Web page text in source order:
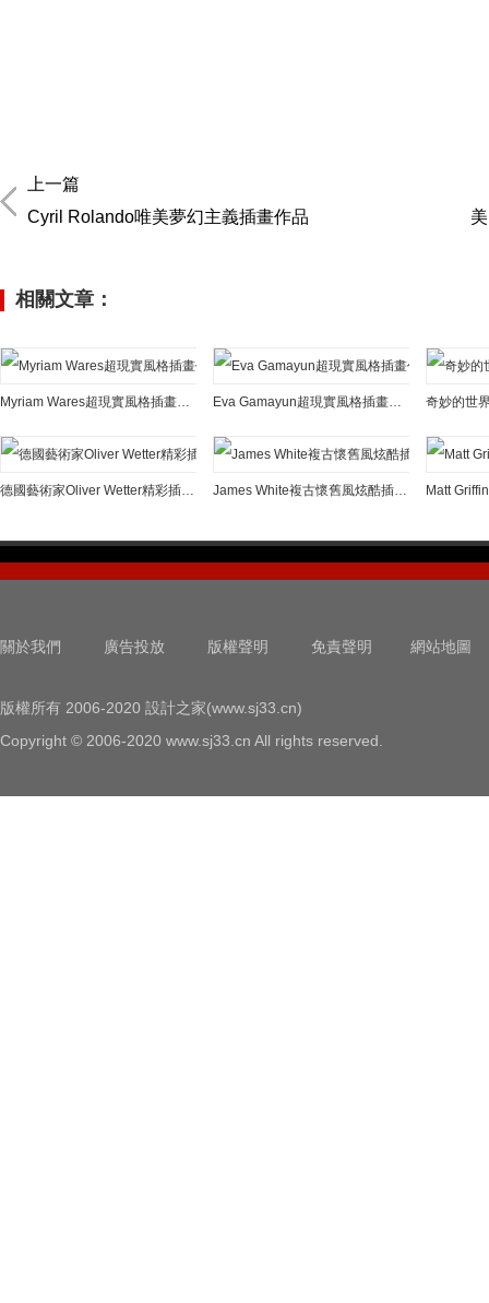
上一篇
Cyril Rolando唯美夢幻主義插畫作品
相關文章：
Myriam Wares超現實風格插畫作品 Eva Gamayun超現實風格插畫作品
德國藝術家Oliver Wetter精彩插畫作品欣賞 James White複古懷舊風炫酷插畫作品 Matt
關於我們 廣告投放 版權聲明 免責聲明 網站地圖
版權所有 2006-2020 設計之家(www.sj33.cn)
Copyright © 2006-2020 www.sj33.cn All rights reserved.